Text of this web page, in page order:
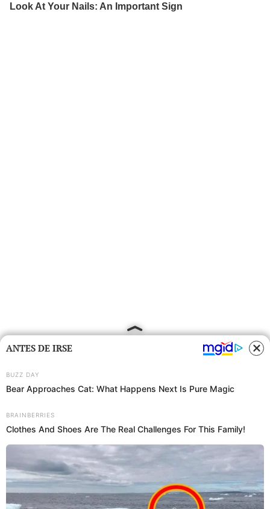
ANTES DE IRSE